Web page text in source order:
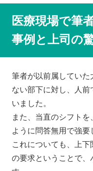
医療現場で筆
事例と上司の
筆者が以前属していた
ない部下に対し、人
いました。
また、当直のシフト
ように問答無用で強要
これについても、上
の要求ということで、